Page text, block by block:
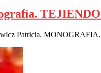
Patricia. MONOGRAFIA.